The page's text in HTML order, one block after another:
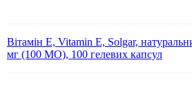
Вітамін Е, Vitamin E, Solgar,
мг (100 МО), 100 гелевих капсул